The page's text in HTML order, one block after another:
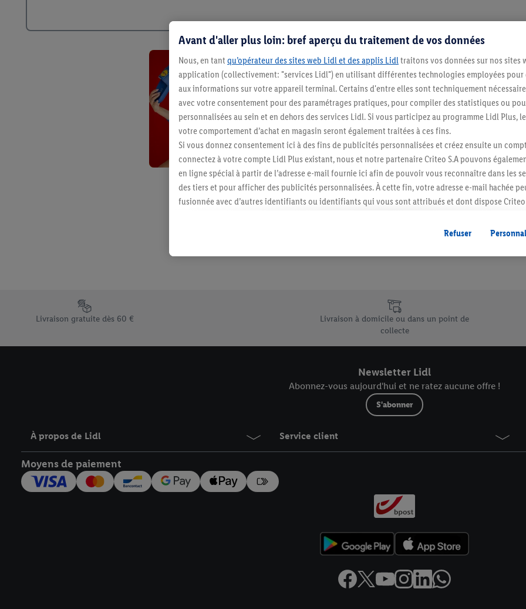
Restez au
Abonnez-vous à la
S'abonner
Élément du pied de page avec les différents arguments de vente uniques de Lidl.be
Livraison gratuite dès 60 €
Livraison à domicile ou dans un point de
collecte
Newsletter Lidl
Abonnez-vous aujourd'hui et ne ratez aucune offre !
S'abonner
À propos de Lidl Service client
Moyens de paiement
Avant d'aller plus loin: bref aperçu du traitement de vos données
Nous, en tant qu’opérateur des sites web Lidl et des applis Lidltraitons vos données sur nos sites
application (collectivement: "services Lidl") en utilisant différentes technologies employées pour
aux informations sur votre appareil terminal. Certains d'entre elles sont techniquement
avec votre consentement pour des paramétrages pratiques, pour compiler des statistiques ou
personnalisées au sein et en dehors des services Lidl. Si vous participez au programme Lidl Plus,
votre comportement d’achat en magasin seront également traitées à ces fins.
Si vous donnez consentement ici à des fins de publicités personnalisées et créez ensuite un
connectez à votre compte Lidl Plus existant, nous et notre partenaire Criteo S.A pouvons
en ligne spécial à partir de l’adresse e-mail fournie ici afin de pouvoir vous reconnaître dans les
des tiers et pour afficher des publicités personnalisées. À cette fin, votre adresse e-mail hachée
fusionnée avec d’autres identifiants ou identifiants qui vous sont attribués et dont dispose Criteo
vous avez montré de l’intérêt (par exemple en plaçant le produit dans un panier d’un webshop
l’achat) peuvent également être affichées sur plusieurs apppareils et plusieurs services de Lidl si
plusieurs services de Lidl peuvent vous être attribués en utilisant votre adresse e-mail hachée et,
En cliquant sur « Refuser », vous pouvez autoriser uniquement l’utilisation des technologies
« Accepter », vous autorisez tous les traitements pour toutes les finalités susmentionnées. Vous
Refuser